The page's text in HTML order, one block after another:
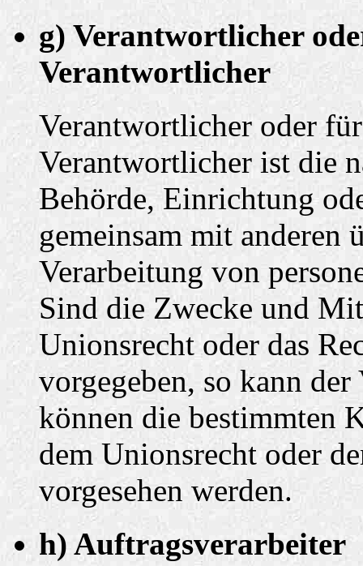
g) Verantwortlicher
Verantwortlicher
Verantwortlicher oder
Verantwortlicher ist die
Behörde, Einrichtung
gemeinsam mit
Verarbeitung von
Sind die Zwecke und
Unionsrecht oder das
vorgegeben, so kann
können die bestimmten
dem Unionsrecht oder
vorgesehen werden.
h) Auftragsverarbeiter